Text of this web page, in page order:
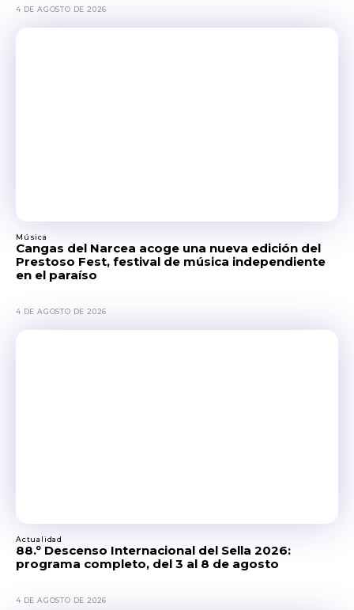
4 DE AGOSTO DE 2026
Música
Cangas del Narcea acoge una nueva edición del
Prestoso Fest, festival de música independiente
en el paraíso
4 DE AGOSTO DE 2026
Actualidad
88.º Descenso Internacional del Sella 2026:
programa completo, del 3 al 8 de agosto
4 DE AGOSTO DE 2026